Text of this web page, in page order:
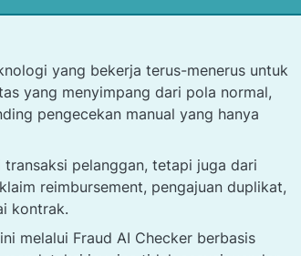
yang bekerja terus-menerus untuk
yang menyimpang dari pola normal,
pengecekan manual yang hanya
pelanggan, tetapi juga dari
reimbursement, pengajuan duplikat,
kontrak.
melalui Fraud AI Checker berbasis